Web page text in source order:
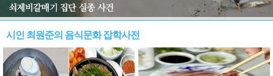
시인 최원준의 음식문화 잡학사전